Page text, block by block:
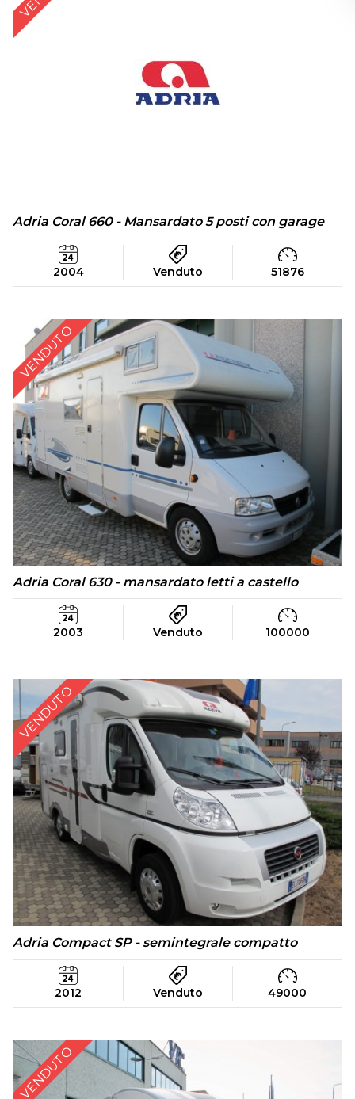
Adria Coral 660 - Mansardato 5 posti con garage
2004 Venduto 51876
VENDUTO
Adria Coral 630 - mansardato letti a castello
2003 Venduto 100000
VENDUTO
Adria Compact SP - semintegrale compatto
2012 Venduto 49000
VENDUTO